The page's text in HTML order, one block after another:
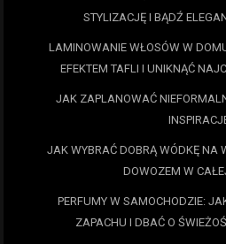
STYLIZACJĘ I BĄDŹ
LAMINOWANIE WŁOSÓW W
EFEKTEM TAFLI I UNIKNĄĆ
JAK ZAPLANOWAĆ
JAK WYBRAĆ DOBRĄ WÓDKĘ NA
DOWOZEM W
PERFUMY W SAMOCHODZIE:
ZAPACHU I DBAĆ O